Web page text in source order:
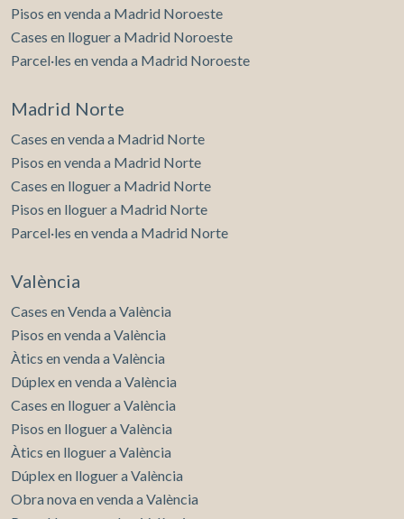
Pisos en venda a Madrid Noroeste
Cases en lloguer a Madrid Noroeste
Parcel·les en venda a Madrid Noroeste
Madrid Norte
Cases en venda a Madrid Norte
Pisos en venda a Madrid Norte
Cases en lloguer a Madrid Norte
Pisos en lloguer a Madrid Norte
Parcel·les en venda a Madrid Norte
València
Cases en Venda a València
Pisos en venda a València
Àtics en venda a València
Dúplex en venda a València
Cases en lloguer a València
Pisos en lloguer a València
Àtics en lloguer a València
Dúplex en lloguer a València
Obra nova en venda a València